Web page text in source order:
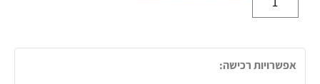
אפשרויות רכישה: